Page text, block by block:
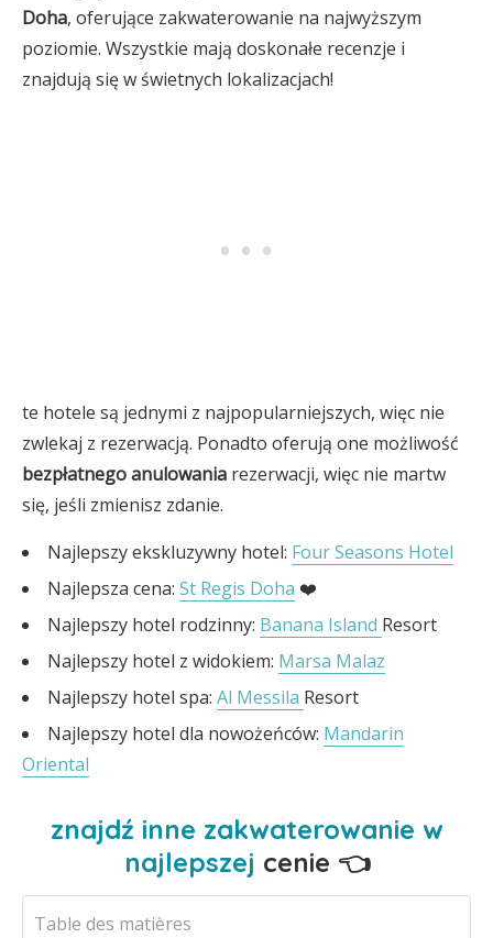
Doha, oferujące zakwaterowanie na najwyższym
poziomie. Wszystkie mają doskonałe recenzje i
znajdują się w świetnych lokalizacjach!
te hotele są jednymi z najpopularniejszych, więc nie
zwlekaj z rezerwacją. Ponadto oferują one możliwość
bezpłatnego anulowania rezerwacji, więc nie martw
się, jeśli zmienisz zdanie.
Najlepszy ekskluzywny hotel: Four Seasons Hotel
Najlepsza cena: St Regis Doha ❤️
Najlepszy hotel rodzinny: Banana Island Resort
Najlepszy hotel z widokiem: Marsa Malaz
Najlepszy hotel spa: Al Messila Resort
Najlepszy hotel dla nowożeńców: Mandarin
Oriental
znajdź inne zakwaterowanie w
najlepszej cenie 👈
Table des matières